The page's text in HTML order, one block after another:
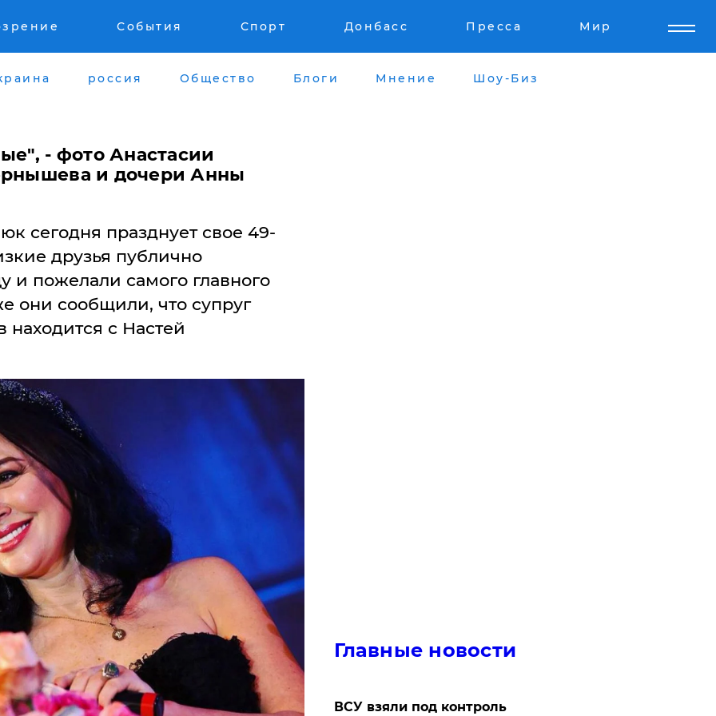
События Спорт Донбасс Пресса Мир
россия Общество Блоги Мнение Шоу-Биз
- фото Анастасии
и дочери Анны
сегодня празднует свое 49-
друзья публично
пожелали самого главного
они сообщили, что супруг
с Настей
Главные новости
ВСУ взяли под контроль